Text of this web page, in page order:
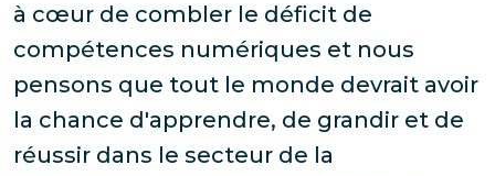
à cœur de combler le déficit de
compétences numériques et nous
pensons que tout le monde devrait avoir
la chance d'apprendre, de grandir et de
réussir dans le secteur de la